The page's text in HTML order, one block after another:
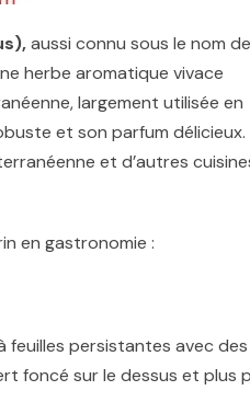
aussi connu sous le nom de
herbe aromatique vivace
largement utilisée en
et son parfum délicieux.
et d’autres
en gastronomie :
feuilles persistantes avec
foncé sur le dessus et plus